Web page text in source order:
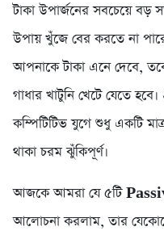
টাকা উপার্জনের সবচেয়ে
উপায় খুঁজে বের করতে না
আপনাকে টাকা এনে দেবে,
গাধার খাটুনি খেটে যেতে
কম্পিটিটিভ যুগে শুধু একটি
থাকা চরম ঝুঁকিপূর্ণ।
আজকে আমরা যে ৫টি
আলোচনা করলাম, তার